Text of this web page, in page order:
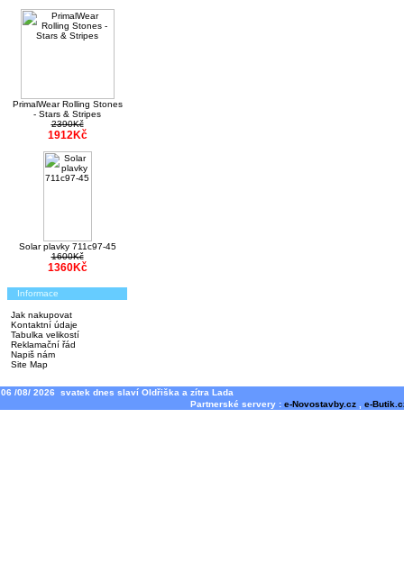
PrimalWear Rolling Stones
- Stars & Stripes
2390Kč
1912Kč
Solar plavky 711c97-45
1600Kč
1360Kč
Informace
Jak nakupovat
Kontaktní údaje
Tabulka velikostí
Reklamační řád
Napiš nám
Site Map
06 /08/ 2026 svatek dnes slaví Oldřiška a zítra Lada
Partnerské servery : e-Novostavby.cz e-